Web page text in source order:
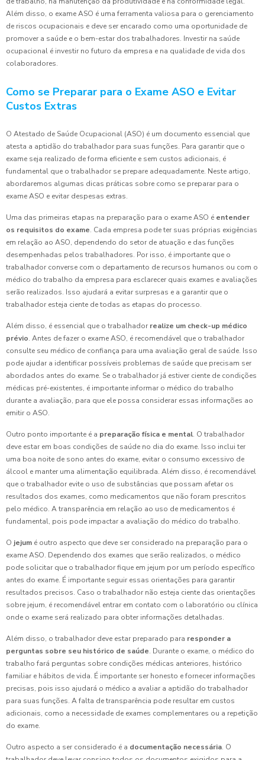
Além disso, o exame ASO é uma ferramenta valiosa para o gerenciamento
de riscos ocupacionais e deve ser encarado como uma oportunidade de
promover a saúde e o bem-estar dos trabalhadores. Investir na saúde
ocupacional é investir no futuro da empresa e na qualidade de vida dos
colaboradores.
Como se Preparar para o Exame ASO e Evitar
Custos Extras
O Atestado de Saúde Ocupacional (ASO) é um documento essencial que
atesta a aptidão do trabalhador para suas funções. Para garantir que o
exame seja realizado de forma eficiente e sem custos adicionais, é
fundamental que o trabalhador se prepare adequadamente. Neste artigo,
abordaremos algumas dicas práticas sobre como se preparar para o
exame ASO e evitar despesas extras.
Uma das primeiras etapas na preparação para o exame ASO é entender
os requisitos do exame. Cada empresa pode ter suas próprias exigências
em relação ao ASO, dependendo do setor de atuação e das funções
desempenhadas pelos trabalhadores. Por isso, é importante que o
trabalhador converse com o departamento de recursos humanos ou com o
médico do trabalho da empresa para esclarecer quais exames e avaliações
serão realizados. Isso ajudará a evitar surpresas e a garantir que o
trabalhador esteja ciente de todas as etapas do processo.
Além disso, é essencial que o trabalhador realize um check-up médico
prévio. Antes de fazer o exame ASO, é recomendável que o trabalhador
consulte seu médico de confiança para uma avaliação geral de saúde. Isso
pode ajudar a identificar possíveis problemas de saúde que precisam ser
abordados antes do exame. Se o trabalhador já estiver ciente de condições
médicas pré-existentes, é importante informar o médico do trabalho
durante a avaliação, para que ele possa considerar essas informações ao
emitir o ASO.
Outro ponto importante é a preparação física e mental. O trabalhador
deve estar em boas condições de saúde no dia do exame. Isso inclui ter
uma boa noite de sono antes do exame, evitar o consumo excessivo de
álcool e manter uma alimentação equilibrada. Além disso, é recomendável
que o trabalhador evite o uso de substâncias que possam afetar os
resultados dos exames, como medicamentos que não foram prescritos
pelo médico. A transparência em relação ao uso de medicamentos é
fundamental, pois pode impactar a avaliação do médico do trabalho.
O jejum é outro aspecto que deve ser considerado na preparação para o
exame ASO. Dependendo dos exames que serão realizados, o médico
pode solicitar que o trabalhador fique em jejum por um período específico
antes do exame. É importante seguir essas orientações para garantir
resultados precisos. Caso o trabalhador não esteja ciente das orientações
sobre jejum, é recomendável entrar em contato com o laboratório ou clínica
onde o exame será realizado para obter informações detalhadas.
Além disso, o trabalhador deve estar preparado para responder a
perguntas sobre seu histórico de saúde. Durante o exame, o médico do
trabalho fará perguntas sobre condições médicas anteriores, histórico
familiar e hábitos de vida. É importante ser honesto e fornecer informações
precisas, pois isso ajudará o médico a avaliar a aptidão do trabalhador
para suas funções. A falta de transparência pode resultar em custos
adicionais, como a necessidade de exames complementares ou a repetição
do exame.
Outro aspecto a ser considerado é a documentação necessária. O